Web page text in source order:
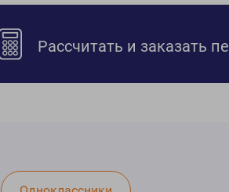
Рассчитать и заказать